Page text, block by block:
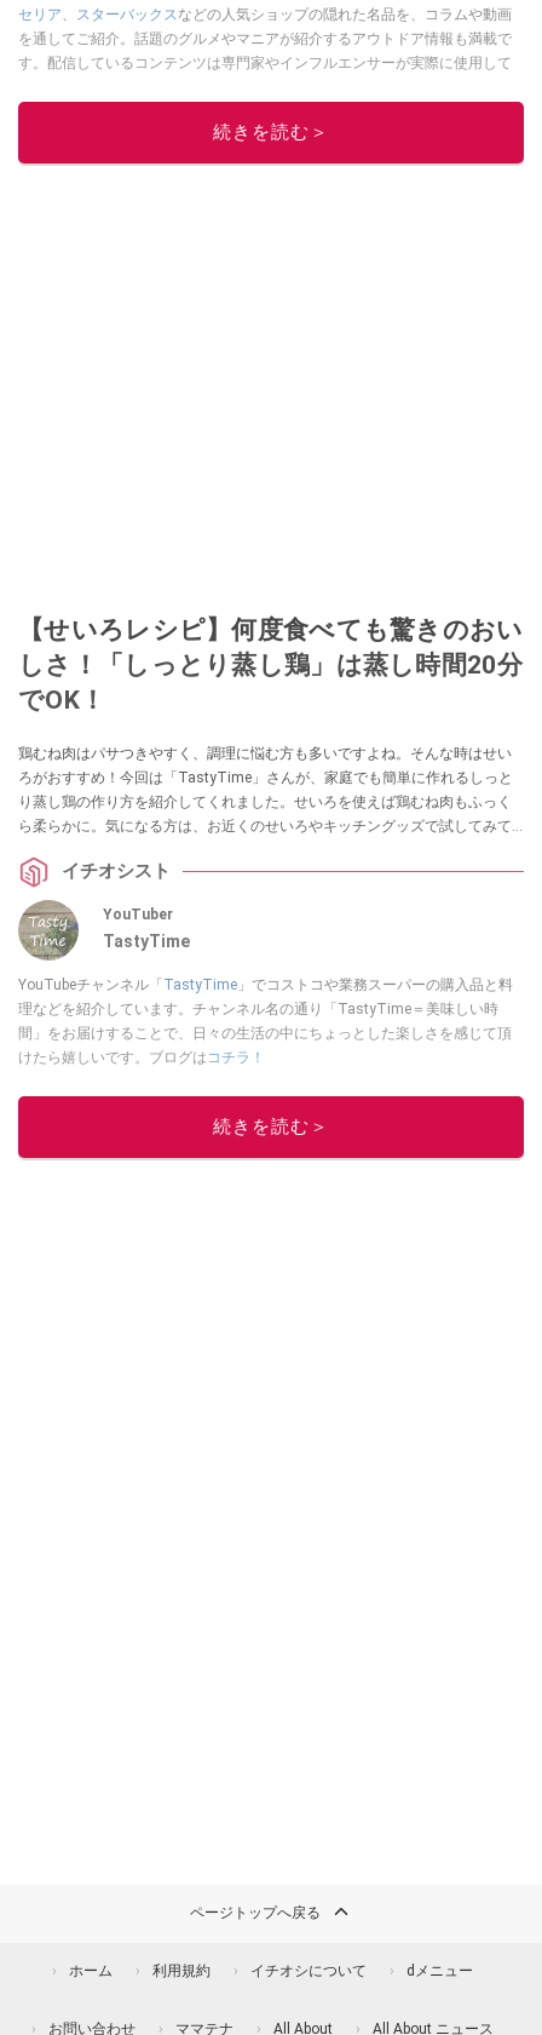
セリア、 スターバックスなどの人気ショップの隠れた名品を、コラムや動画
を通してご紹介。話題のグルメやマニアが紹介するアウトドア情報も満載で
す。配信しているコンテンツは専門家やインフルエンサーが実際に使用して
ニュースでフォロー
続きを読む＞
【せいろレシピ】何度食べても驚きのおい
しさ！「しっとり蒸し鶏」は蒸し時間20分
でOK！
鶏むね肉はパサつきやすく、調理に悩む方も多いですよね。そんな時はせい
ろがおすすめ！今回は「TastyTime」さんが、家庭でも簡単に作れるしっと
り蒸し鶏の作り方を紹介してくれました。せいろを使えば鶏むね肉もふっく
ら柔らかに。気になる方は、お近くのせいろやキッチングッズで試してみて
イチオシスト
YouTuber
TastyTime
YouTubeチャンネル「 TastyTime 」でコストコや業務スーパーの購入品と料
理などを紹介しています。チャンネル名の通り「TastyTime＝美味しい時
間」をお届けすることで、日々の生活の中にちょっとした楽しさを感じて頂
けたら嬉しいです。ブログは コチラ！
このイチオシストの他の記事を読む
続きを読む＞
ページトップへ戻る
ホーム 利用規約 イチオシについて dメニュー
お問い合わせ ママテナ All About All About ニュース